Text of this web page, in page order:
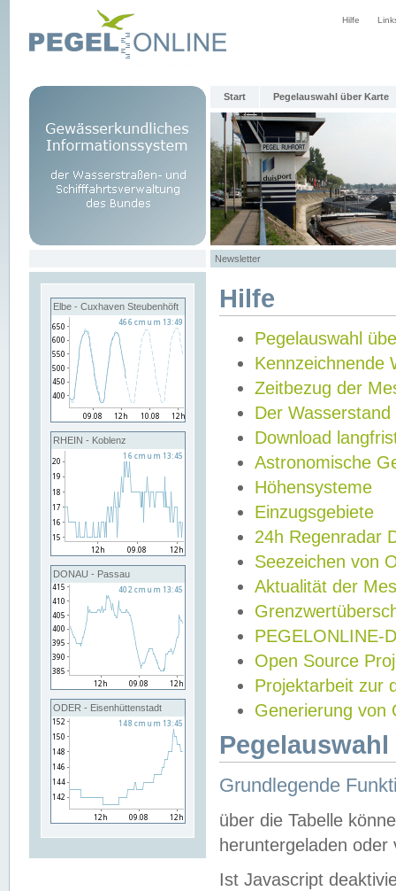
Hilfe
Start Pegelauswahl über Karte
Newsletter
Elbe - Cuxhaven Steubenhöft
RHEIN - Koblenz
DONAU - Passau
ODER - Eisenhüttenstadt
Hilfe
Pegelauswahl
Kennzeichnende
Zeitbezug der
Der Wasserstand
Download
Astronomische
Höhensysteme
Einzugsgebiete
24h Regenradar
Seezeichen von
Aktualität der
PEGELONLINE-
Open Source
Projektarbeit zur
Generierung von
Grundlegende
über die Tabelle
heruntergeladen oder
Ist Javascript